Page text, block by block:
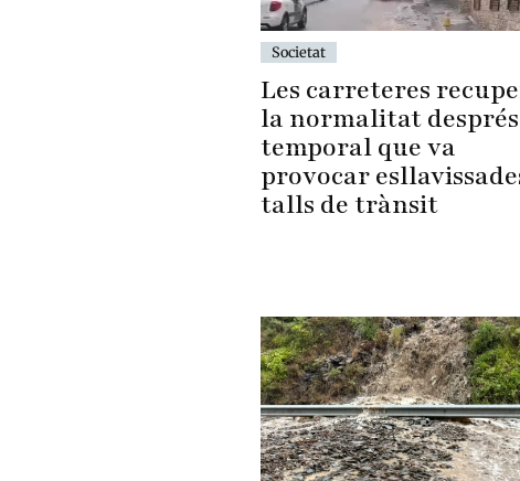
Societat
Les carreteres
la normalitat
temporal que va
provocar
talls de trànsit